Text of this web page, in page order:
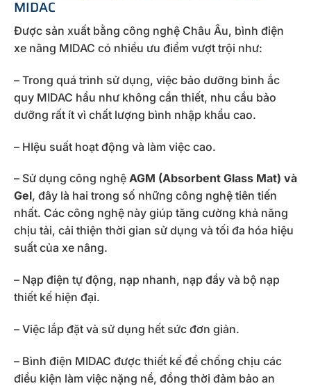
MIDAC
Được sản xuất bằng công nghệ Châu Âu, bình điện
xe nâng MIDAC có nhiều ưu điểm vượt trội như:
– Trong quá trình sử dụng, việc bảo dưỡng bình ắc
quy MIDAC hầu như không cần thiết, nhu cầu bảo
dưỡng rất ít vì chất lượng bình nhập khẩu cao.
– HIệu suất hoạt động và làm việc cao.
– Sử dụng công nghệ AGM (Absorbent Glass Mat) và
Gel, đây là hai trong số những công nghệ tiên tiến
nhất. Các công nghệ này giúp tăng cường khả năng
chịu tải, cải thiện thời gian sử dụng và tối đa hóa hiệu
suất của xe nâng.
– Nạp điện tự động, nạp nhanh, nạp đầy và bộ nạp
thiết kế hiện đại.
– Việc lắp đặt và sử dụng hết sức đơn giản.
– Bình điện MIDAC được thiết kế để chống chịu các
điều kiện làm việc nặng nề, đồng thời đảm bảo an